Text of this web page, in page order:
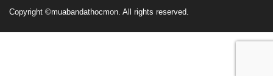
Copyright ©muabandathocmon. All rights reserved.